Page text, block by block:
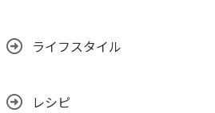
ライフスタイル
レシピ